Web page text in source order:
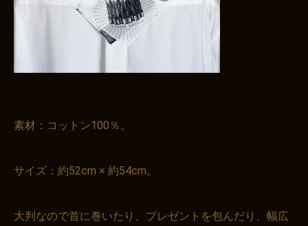
素材：コットン100％。
サイズ：約52cm × 約54cm。
大判なので首に巻いたり、プレゼントを包んだり、幅広